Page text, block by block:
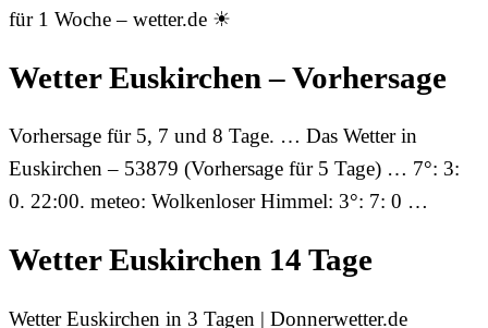
für 1 Woche – wetter.de ☀
Wetter Euskirchen – Vorhersage
Vorhersage für 5, 7 und 8 Tage. … Das Wetter in
Euskirchen – 53879 (Vorhersage für 5 Tage) … 7°: 3:
0. 22:00. meteo: Wolkenloser Himmel: 3°: 7: 0 …
Wetter Euskirchen 14 Tage
Wetter Euskirchen in 3 Tagen | Donnerwetter.de